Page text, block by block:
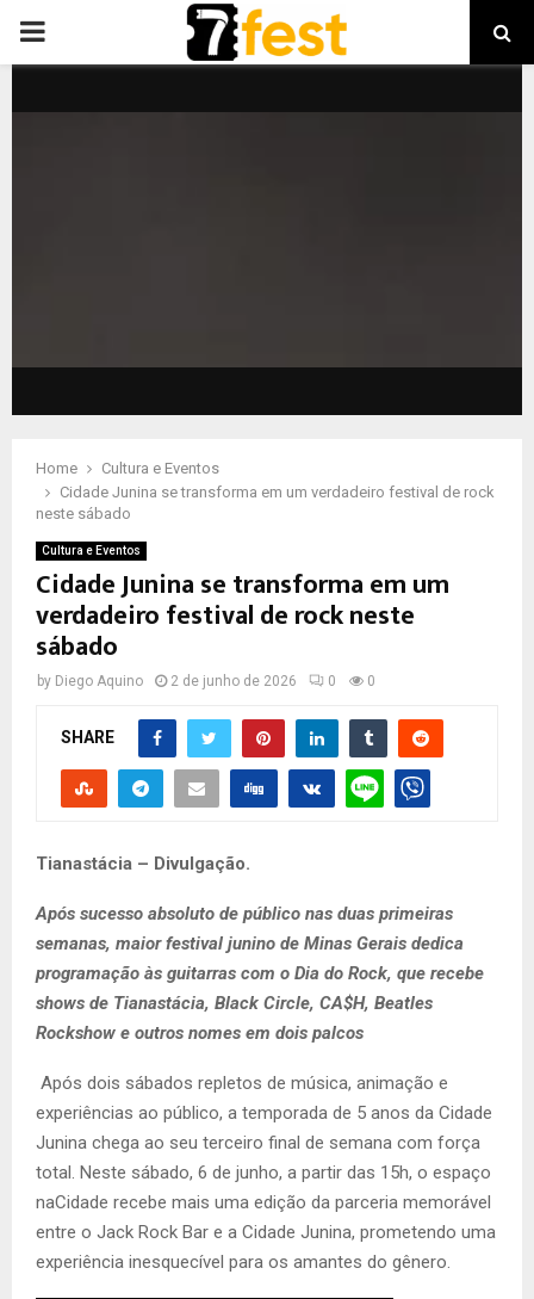
PRIMARY
Home
Cultura e Eventos
Cidade Junina se transforma em um verdadeiro festival de rock
neste sábado
Cultura e Eventos
Cidade Junina se transforma em um
verdadeiro festival de rock neste
sábado
by Diego Aquino 2 de junho de 2026 0 0
SHARE
Tianastácia – Divulgação.
Após sucesso absoluto de público nas duas primeiras
semanas, maior festival junino de Minas Gerais dedica
programação às guitarras com o Dia do Rock, que recebe
shows de Tianastácia, Black Circle, CA$H, Beatles
Rockshow e outros nomes em dois palcos
Após dois sábados repletos de música, animação e
experiências ao público, a temporada de 5 anos da Cidade
Junina chega ao seu terceiro final de semana com força
total. Neste sábado, 6 de junho, a partir das 15h, o espaço
naCidade recebe mais uma edição da parceria memorável
entre o Jack Rock Bar e a Cidade Junina, prometendo uma
experiência inesquecível para os amantes do gênero.